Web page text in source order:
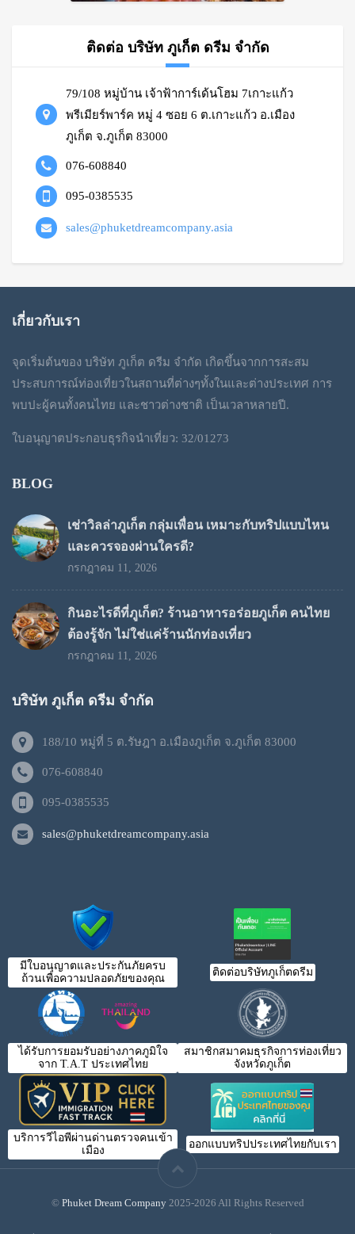
ติดต่อ บริษัท ภูเก็ต ดรีม จำกัด
79/108 หมู่บ้าน เจ้าฟ้าการ์เด้นโฮม 7เกาะแก้ว
พรีเมียร์พาร์ค หมู่ 4 ซอย 6 ต.เกาะแก้ว อ.เมือง
ภูเก็ต จ.ภูเก็ต 83000
076-608840
095-0385535
sales@phuketdreamcompany.asia
เกี่ยวกับเรา
จุดเริ่มต้นของ บริษัท ภูเก็ต ดรีม จำกัด เกิดขึ้นจากการสะสม
ประสบการณ์ท่องเที่ยวในสถานที่ต่างๆทั้งในและต่างประเทศ การ
พบปะผู้คนทั้งคนไทย และชาวต่างชาติ เป็นเวลาหลายปี.
ใบอนุญาตประกอบธุรกิจนำเที่ยว: 32/01273
BLOG
เช่าวิลล่าภูเก็ต กลุ่มเพื่อน เหมาะกับทริปแบบไหน
และควรจองผ่านใครดี?
กรกฎาคม 11, 2026
กินอะไรดีที่ภูเก็ต? ร้านอาหารอร่อยภูเก็ต คนไทย
ต้องรู้จัก ไม่ใช่แค่ร้านนักท่องเที่ยว
กรกฎาคม 11, 2026
บริษัท ภูเก็ต ดรีม จำกัด
188/10 หมู่ที่ 5 ต.รัษฎา อ.เมืองภูเก็ต จ.ภูเก็ต 83000
076-608840
095-0385535
sales@phuketdreamcompany.asia
มีใบอนุญาตและประกันภัยครบ
ถ้วนเพื่อความปลอดภัยของคุณ
ติดต่อบริษัทภูเก็ตดรีม
ได้รับการยอมรับอย่างภาคภูมิใจ
จาก T.A.T ประเทศไทย
สมาชิกสมาคมธุรกิจการท่องเที่ยว
จังหวัดภูเก็ต
บริการวีไอพีผ่านด่านตรวจคนเข้า
เมือง
ออกแบบทริปประเทศไทยกับเรา
© Phuket Dream Company2025-2026 All Rights Reserved